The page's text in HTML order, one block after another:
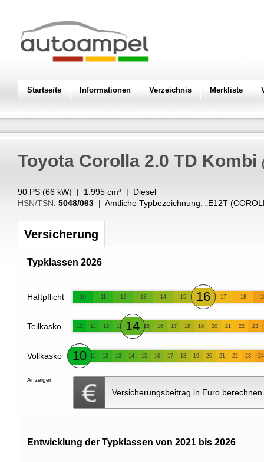
Startseite Informationen Verzeichnis Merkliste
Toyota Corolla 2.0 TD Kombi
90 PS (66 kW) | 1.995 cm³ | Diesel
HSN/TSN: 5048/063 | Amtliche Typbezeichnung: „ E12T
Versicherung
Typklassen 2026
Haftpflicht 10 11 12 13 14 15 16 17 18
Teilkasko 10 11 12 13 14 15 16 17 18 19 20 21 22 23
Vollkasko 10 11 12 13 14 15 16 17 18 19 20 21 22 23 24
Anzeigen:
Versicherungsbeitrag in Euro berechnen
Entwicklung der Typklassen von 2021 bis 2026